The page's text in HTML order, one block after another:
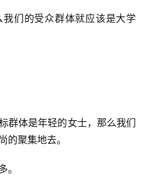
们的受众群体就应该是大学
群体是年轻的女士，那么我们
的聚集地去。
。